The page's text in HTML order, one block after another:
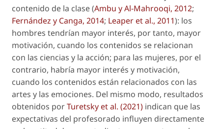
contenido de la clase (Ambu y Al-Mahrooqi, 2012;
Fernández y Canga, 2014; Leaper et al., 2011): los
hombres tendrían mayor interés, por tanto, mayor
motivación, cuando los contenidos se relacionan
con las ciencias y la acción; para las mujeres, por el
contrario, habría mayor interés y motivación,
cuando los contenidos están relacionados con las
artes y las emociones. Del mismo modo, resultados
obtenidos porTuretsky et al. (2021) indican que las
expectativas del profesorado influyen directamente